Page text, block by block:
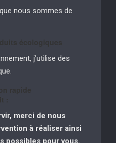
nous sommes de
j’utilise des
merci de nous
à réaliser ainsi
possibles pour vous.